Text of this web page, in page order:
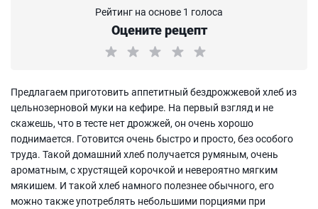
Рейтинг на основе 1 голоса
Оцените рецепт
Предлагаем приготовить аппетитный бездрожжевой хлеб из
цельнозерновой муки на кефире. На первый взгляд и не
скажешь, что в тесте нет дрожжей, он очень хорошо
поднимается. Готовится очень быстро и просто, без особого
труда. Такой домашний хлеб получается румяным, очень
ароматным, с хрустящей корочкой и невероятно мягким
мякишем. И такой хлеб намного полезнее обычного, его
можно также употреблять небольшими порциями при